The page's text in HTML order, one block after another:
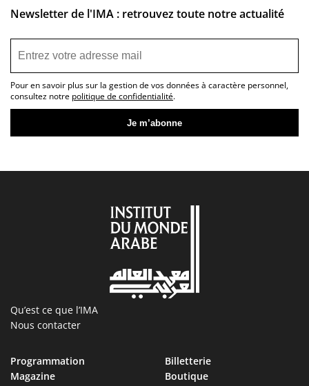
Newsletter de l'IMA : retrouvez toute notre actualité
Pour en savoir plus sur la gestion de vos données à caractère personnel,
consultez notre politique de confidentialité.
Qu’est ce que l’IMA
Nous contacter
Programmation
Magazine
Billetterie
Boutique